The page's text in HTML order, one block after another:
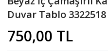
Duvar Tablo 3322518
750,00 TL